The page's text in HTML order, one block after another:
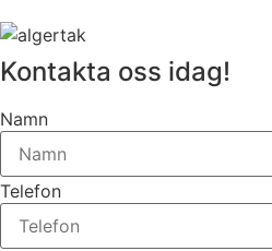
Kontakta oss idag!
Namn
Telefon